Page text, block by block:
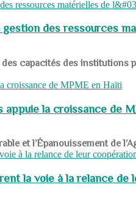
des ressources
capacités des institutions
la croissance de
et l’Épanouissement de
la voie à la relance de